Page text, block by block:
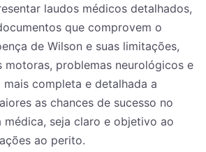
laudos médicos detalhados,
que comprovem o
de Wilson e suas limitações,
problemas neurológicos e
mais completa e detalhada a
as chances de sucesso no
médica, seja claro e objetivo ao
ao perito.